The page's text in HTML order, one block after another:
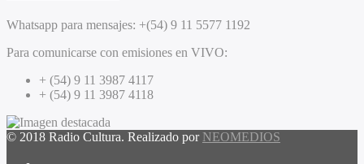
Whatsapp para mensajes: +(54) 9 11 5577 1192
Para comunicarse con emisiones en VIVO:
+ (54) 9 11 3987 4117
+ (54) 9 11 3987 4118
© 2018 Radio Cultura. Realizado por NEOMEDIOS